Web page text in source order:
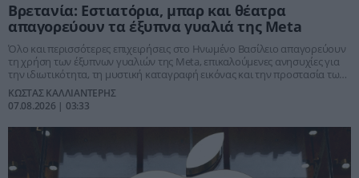
Βρετανία: Εστιατόρια, μπαρ και θέατρα
απαγορεύουν τα έξυπνα γυαλιά της Meta
Όλο και περισσότερες επιχειρήσεις στο Ηνωμένο Βασίλειο απαγορεύουν
τη χρήση των έξυπνων γυαλιών της Meta, επικαλούμενες ανησυχίες για
την ιδιωτικότητα, τη μυστική καταγραφή εικόνας και την προστασία των
πελατών.
ΚΩΣΤΑΣ ΚΑΛΛΙΑΝΤΕΡΗΣ
07.08.2026 | 03:33